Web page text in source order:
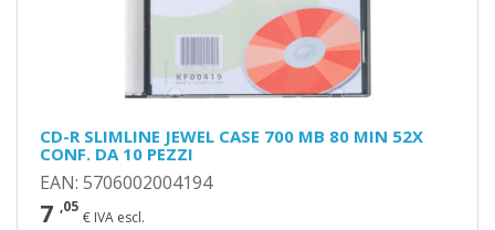
CD-R SLIMLINE JEWEL CASE 700 MB 80 MIN 52X
CONF. DA 10 PEZZI
EAN: 5706002004194
7 ,05
€ IVA escl.